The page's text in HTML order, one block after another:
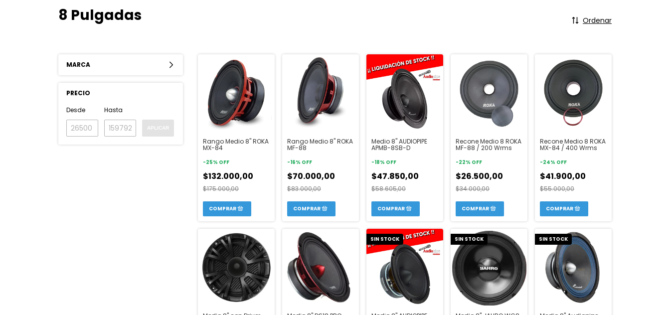
8 Pulgadas Ordenar
MARCA
PRECIO
Desde
Hasta
APLICAR
Rango Medio 8" ROKA
MX-84
-25% OFF
$132.000,00
$175.000,00
Rango Medio 8" ROKA
MF-88
-16% OFF
$70.000,00
$83.000,00
Medio 8" AUDIOPIPE
APMB-8SB-D
-18% OFF
$47.850,00
$58.605,00
Recone Medio 8 ROKA
MF-88 / 200 Wrms
-22% OFF
$26.500,00
$34.000,00
Recone Medio 8 ROKA
MX-84 / 400 Wrms
-24% OFF
$41.900,00
$55.000,00
SIN STOCK SIN STOCK SIN STOCK